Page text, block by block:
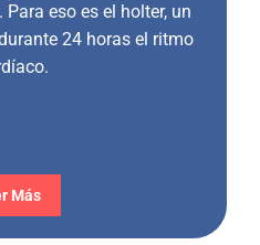
eso es el holter, un
24 horas el ritmo
Más